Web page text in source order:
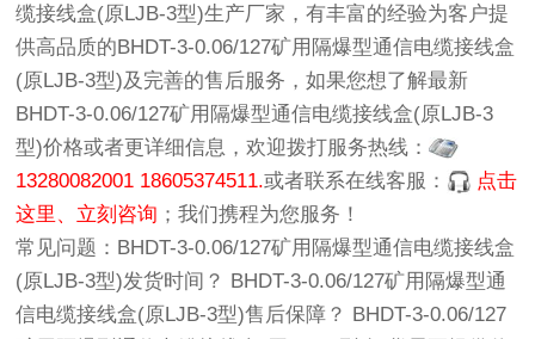
缆接线盒(原LJB-3型)生产厂家 ，有丰富的经验为客户提
供高品质的BHDT-3-0.06/127矿用隔爆型通信电缆接线盒
(原LJB-3型)及完善的售后服务，如果您想了解最新
BHDT-3-0.06/127矿用隔爆型通信电缆接线盒(原LJB-3
型)价格或者更详细信息，欢迎拨打服务热线：
13280082001 18605374511.或者联系在线客服：
点击
这里、立刻咨询 ；我们携程为您服务！
常见问题： BHDT-3-0.06/127矿用隔爆型通信电缆接线盒
(原LJB-3型)发货时间？ BHDT-3-0.06/127矿用隔爆型通
信电缆接线盒(原LJB-3型)售后保障？ BHDT-3-0.06/127